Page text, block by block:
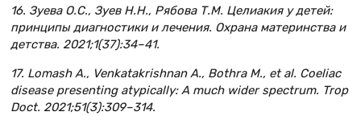
16. Зуева О.С., Зуев Н.Н., Рябова Т.М. Целиакия у детей:
принципы диагностики и лечения. Охрана материнства и
детства. 2021;1(37):34–41.
17. Lomash A., Venkatakrishnan A., Bothra M., et al. Coeliac
disease presenting atypically: A much wider spectrum. Trop
Doct. 2021;51(3):309–314.